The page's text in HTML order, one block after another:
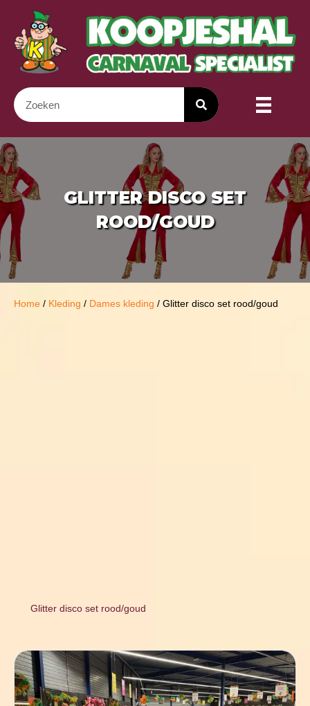
GLITTER DISCO SET
ROOD/GOUD
Home / Kleding / Dames kleding / Glitter disco set rood/goud
Glitter disco set rood/goud